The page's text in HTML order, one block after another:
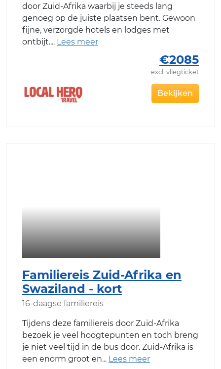
door Zuid-Afrika waarbij je steeds lang
genoeg op de juiste plaatsen bent. Gewoon
fijne, verzorgde hotels en lodges met
ontbijt.
€2085
excl. vliegticket
Bekijken
Familiereis Zuid-Afrika en
Swaziland - kort
16-daagse familiereis
Tijdens deze familiereis door Zuid-Afrika
bezoek je veel hoogtepunten en toch breng
je niet veel tijd in de bus door. Zuid-Afrika is
een enorm groot en